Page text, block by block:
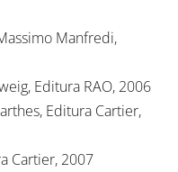
Manfredi,
Editura RAO, 2006
Editura Cartier,
Cartier, 2007